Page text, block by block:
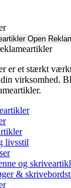
Open
er et stærkt
virksomhed.
livsstil
og
&